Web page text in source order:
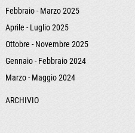
Febbraio - Marzo 2025
Aprile - Luglio 2025
Ottobre - Novembre 2025
Gennaio - Febbraio 2024
Marzo - Maggio 2024
ARCHIVIO